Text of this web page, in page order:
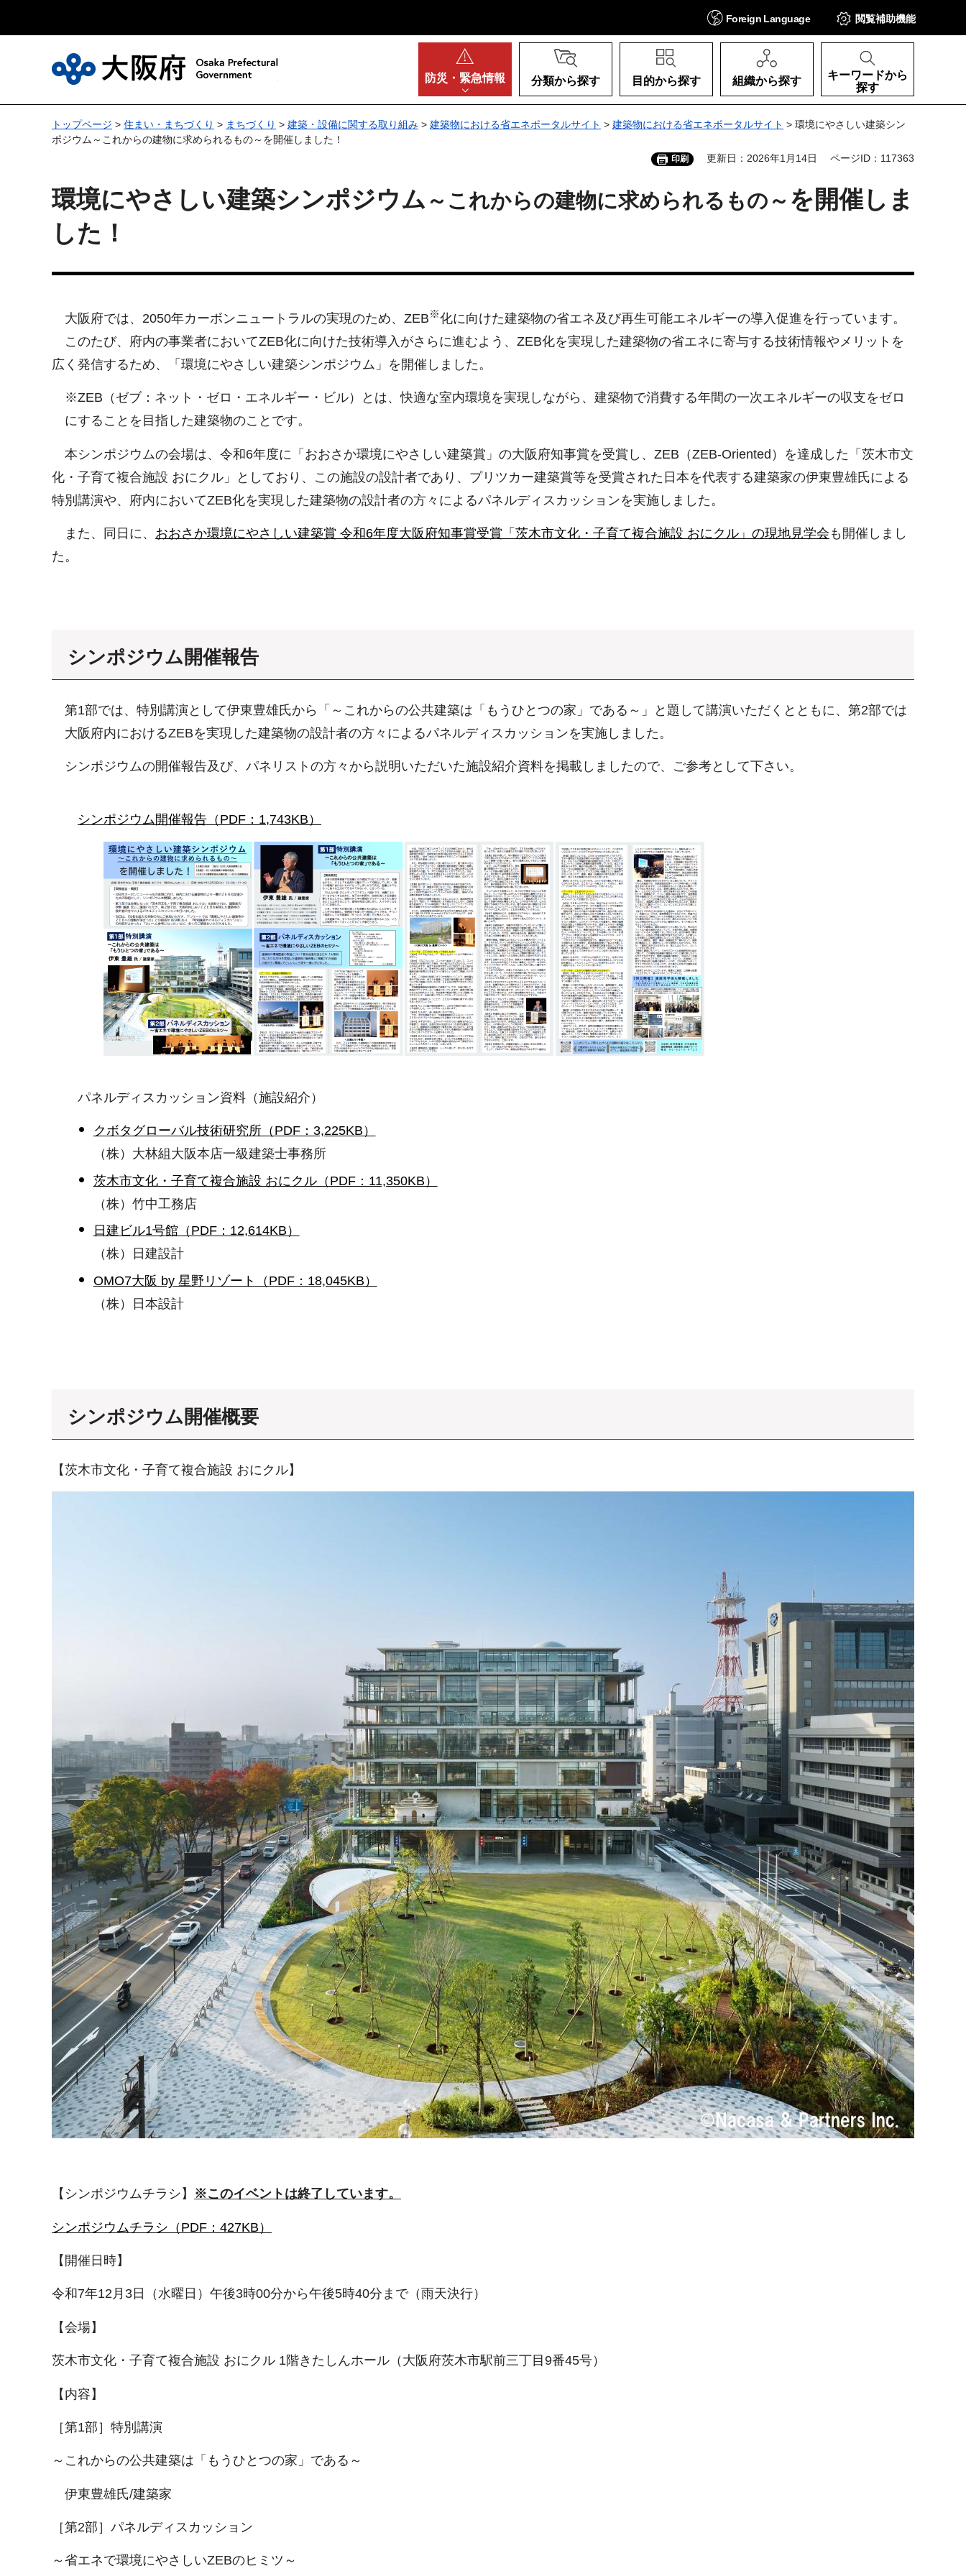
Foreign Language 閲覧補助機能
防災・ 緊急情報 分類から探す 目的から探す 組織から探す
キーワードから
探す
トップページ > 住まい・まちづくり > まちづくり > 建築・設備に関する取り組み > 建築物における省エネポータルサイト > 建築物における省エネポータルサイト > 環境にやさしい建築シン
ポジウム～これからの建物に求められるもの～を開催しました！
印刷 更新日：2026年1月14日 ページID：117363
環境にやさしい建築シンポジウム ～これからの建物に求められるもの～ を開催しま
した！
大阪府では、2050年カーボンニュートラルの実現のため、ZEB※化に向けた建築物の省エネ及び再生可能エネルギーの導入促進を行っています。
このたび、府内の事業者においてZEB化に向けた技術導入がさらに進むよう、ZEB化を実現した建築物の省エネに寄与する技術情報やメリットを
広く発信するため、「環境にやさしい建築シンポジウム」を開催しました。
※ZEB（ゼブ：ネット・ゼロ・エネルギー・ビル）とは、快適な室内環境を実現しながら、建築物で消費する年間の一次エネルギーの収支をゼロ
にすることを目指した建築物のことです。
本シンポジウムの会場は、令和6年度に「おおさか環境にやさしい建築賞」の大阪府知事賞を受賞し、ZEB（ZEB-Oriented）を達成した「茨木市文
化・子育て複合施設 おにクル」としており、この施設の設計者であり、プリツカー建築賞等を受賞された日本を代表する建築家の伊東豊雄氏による
特別講演や、府内においてZEB化を実現した建築物の設計者の方々によるパネルディスカッションを実施しました。
また、同日に、 おおさか環境にやさしい建築賞 令和6年度大阪府知事賞受賞「茨木市文化・子育て複合施設 おにクル」の現地見学会 も開催しまし
た。
シンポジウム開催報告
第1部では、特別講演として伊東豊雄氏から「～これからの公共建築は「もうひとつの家」である～」と題して講演いただくとともに、第2部では
大阪府内におけるZEBを実現した建築物の設計者の方々によるパネルディスカッションを実施しました。
シンポジウムの開催報告及び、パネリストの方々から説明いただいた施設紹介資料を掲載しましたので、ご参考として下さい。
シンポジウム開催報告（PDF：1,743KB）
パネルディスカッション資料（施設紹介）
クボタグローバル技術研究所（PDF：3,225KB）
（株）大林組大阪本店一級建築士事務所
茨木市文化・子育て複合施設 おにクル（PDF：11,350KB）
（株）竹中工務店
日建ビル1号館（PDF：12,614KB）
（株）日建設計
OMO7大阪 by 星野リゾート（PDF：18,045KB）
（株）日本設計
シンポジウム開催概要
【茨木市文化・子育て複合施設 おにクル】
【シンポジウムチラシ】 ※このイベントは終了しています。
シンポジウムチラシ（PDF：427KB）
【開催日時】
令和7年12月3日（水曜日）午後3時00分から午後5時40分まで（雨天決行）
【会場】
茨木市文化・子育て複合施設 おにクル 1階きたしんホール（大阪府茨木市駅前三丁目9番45号）
【内容】
［第1部］特別講演
～これからの公共建築は「もうひとつの家」である～
伊東豊雄氏/建築家
［第2部］パネルディスカッション
～省エネで環境にやさしいZEBのヒミツ～